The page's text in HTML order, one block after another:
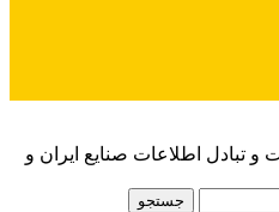
تبادل اطلاعات صنایع ایران و